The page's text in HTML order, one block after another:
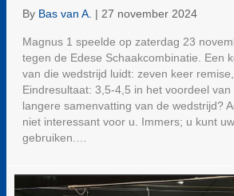
By Bas van A. | 27 november 2024
Magnus 1 speelde op zaterdag 23
tegen de Edese Schaakcombinatie. Een
van die wedstrijd luidt: zeven keer remise,
Eindresultaat: 3,5-4,5 in het voordeel van
langere samenvatting van de wedstrijd?
niet interessant voor u. Immers; u kunt
gebruiken.…